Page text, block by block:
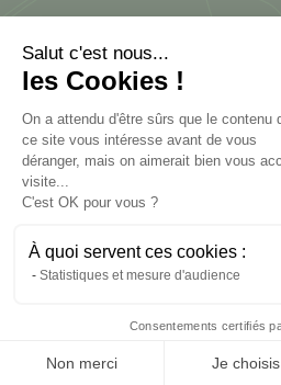
Choix de la langue :
Français Anglais
Particulier Professionnel
Salut c'est nous...
les Cookies !
On a attendu d'être sûrs que le contenu
ce site vous intéresse avant de vous
déranger, mais on aimerait bien vous
visite...
C'est OK pour vous ?
À quoi servent ces cookies :
Statistiques et mesure d'audience
Consentements certifiés
Non merci Je choisis